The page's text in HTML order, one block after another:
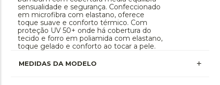
sensualidade e segurança. Confeccionado
em microfibra com elastano, oferece
toque suave e conforto térmico. Com
proteção UV 50+ onde há cobertura do
tecido e forro em poliamida com elastano,
toque gelado e conforto ao tocar a pele.
MEDIDAS DA MODELO